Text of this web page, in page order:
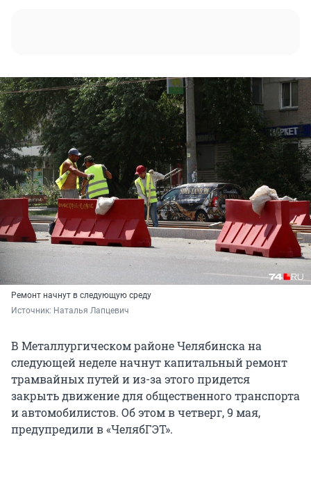
Ремонт начнут в следующую среду
Источник: Наталья Лапцевич
В Металлургическом районе Челябинска на
следующей неделе начнут капитальный ремонт
трамвайных путей и из-за этого придется
закрыть движение для общественного транспорта
и автомобилистов. Об этом в четверг, 9 мая,
предупредили в «ЧелябГЭТ».